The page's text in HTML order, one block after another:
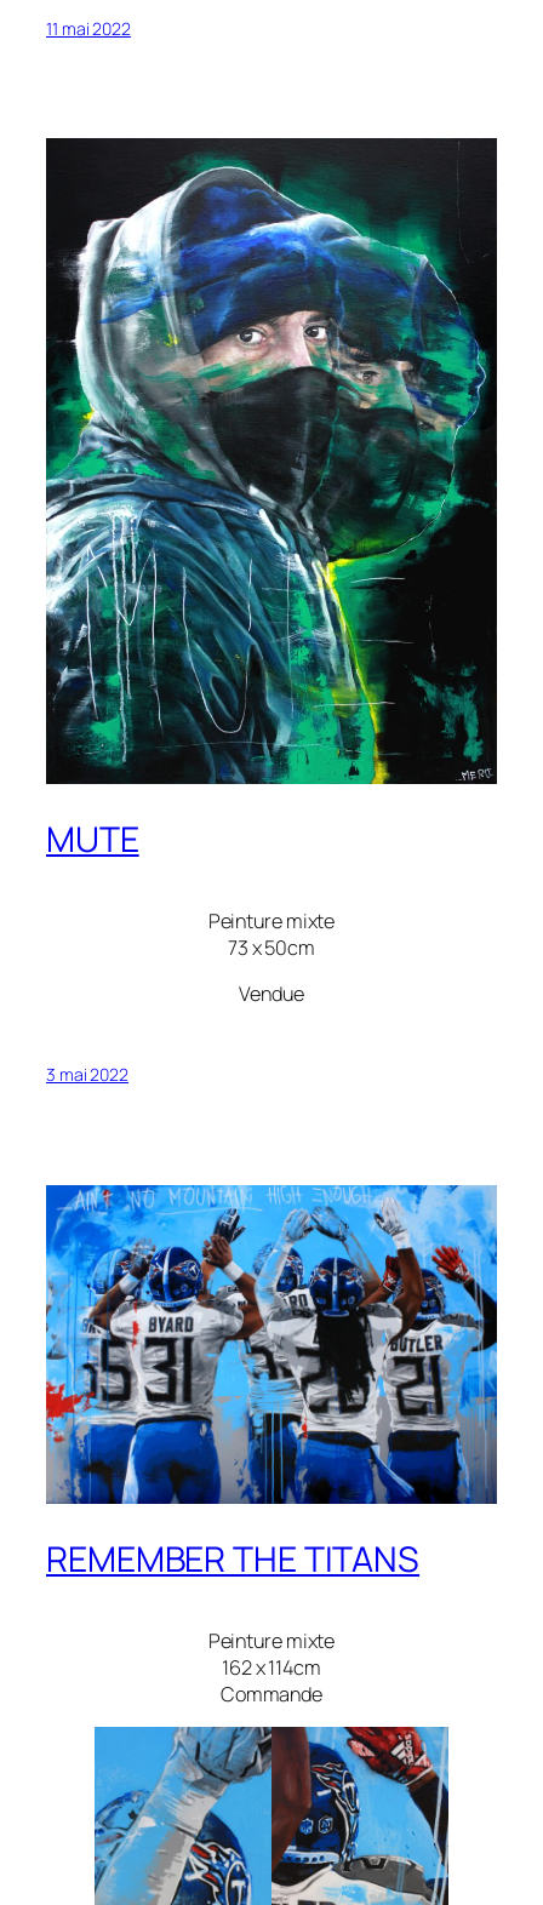
11 mai 2022
MUTE
Peinture mixte
73 x 50cm
Vendue
3 mai 2022
REMEMBER THE TITANS
Peinture mixte
162 x 114cm
Commande